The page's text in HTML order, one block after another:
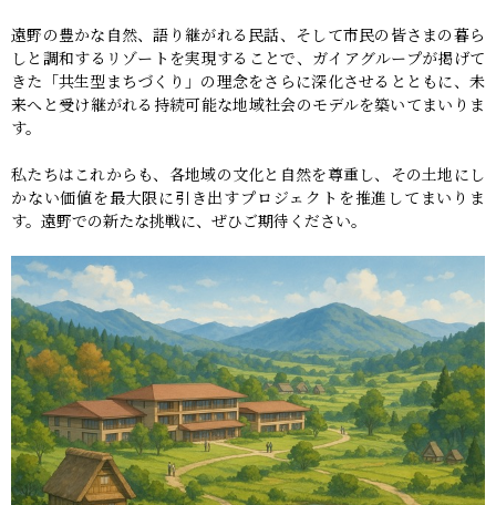
遠野の豊かな自然、語り継がれる民話、そして市民の皆さまの暮ら
しと調和するリゾートを実現することで、ガイアグループが掲げて
きた「共生型まちづくり」の理念をさらに深化させるとともに、未
来へと受け継がれる持続可能な地域社会のモデルを築いてまいりま
す。
私たちはこれからも、各地域の文化と自然を尊重し、その土地にし
かない価値を最大限に引き出すプロジェクトを推進してまいりま
す。遠野での新たな挑戦に、ぜひご期待ください。